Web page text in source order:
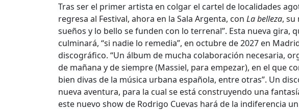
Tras ser el primer artista en colgar el cartel de localidades
regresa al Festival, ahora en la Sala Argenta, con La belleza, su
sueños y lo bello se funden con lo terrenal”. Esta nueva gira,
culminará, “si nadie lo remedia”, en octubre de 2027 en
discográfico. “Un álbum de mucha colaboración necesaria,
de mañana y de siempre (Massiel, para empezar), en el que
bien divas de la música urbana española, entre otras”. Un
nueva aventura, para la cual se está construyendo una
este nuevo show de Rodrigo Cuevas hará de la indiferencia